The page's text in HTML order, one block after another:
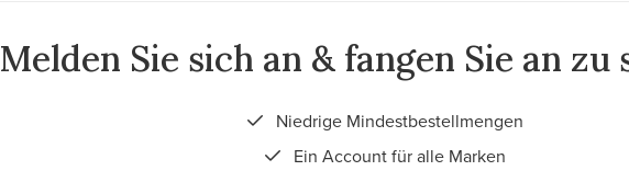
Melden Sie sich an & fangen Sie an zu
Niedrige Mindestbestellmengen
Ein Account für alle Marken